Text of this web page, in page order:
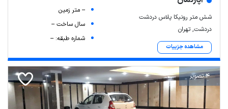
شش متر رونیکا پلاس دردشت
دردشت, تهران
مشاهده جزییات
-- متر زمین
سال ساخت --
شماره طبقه: --
4 تصویر